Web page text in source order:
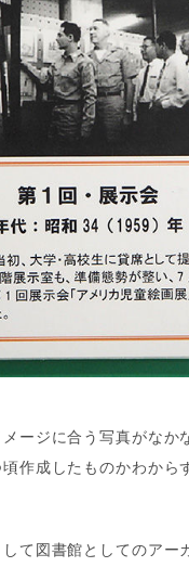
ージに合う写真がなか
作成したものかわから
て図書館としてのアー